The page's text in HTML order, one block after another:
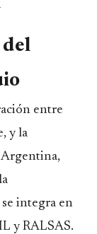
entre
y la
Argentina,
integra en
y RALSAS.